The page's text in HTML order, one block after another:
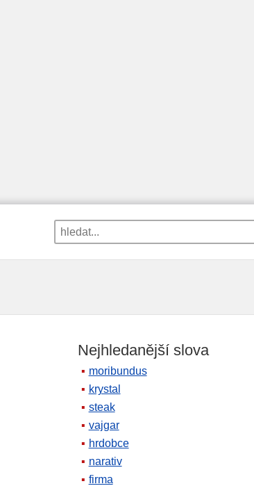
Nejhledanější slova
moribundus
krystal
steak
vajgar
hrdobce
narativ
firma